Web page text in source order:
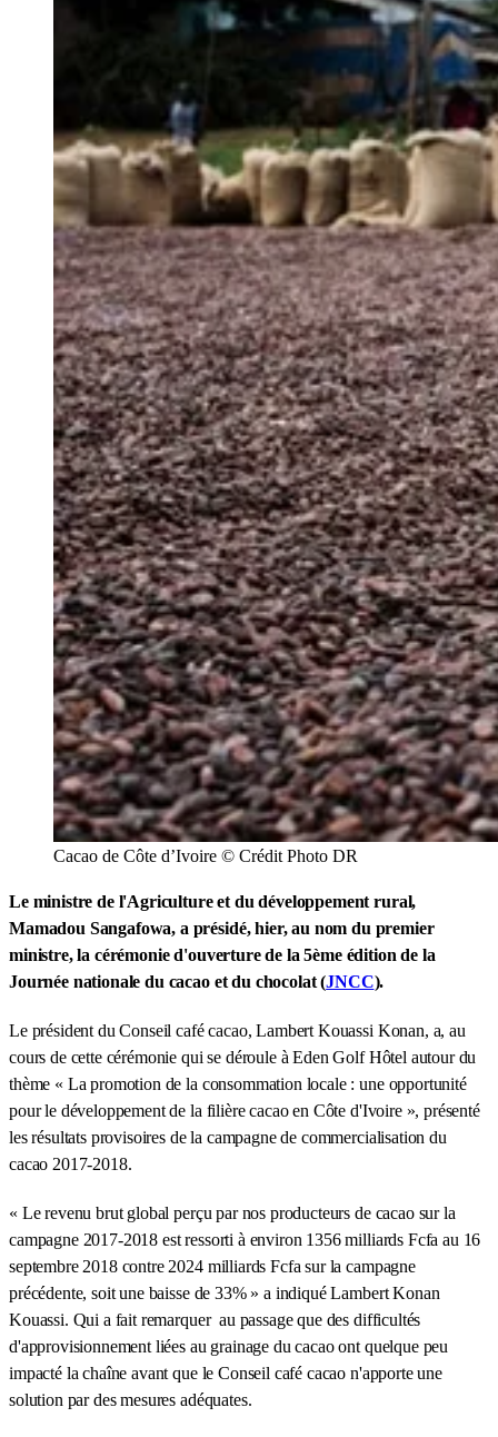
Cacao de Côte d’Ivoire © Crédit Photo DR
Le ministre de l'Agriculture et du développement rural,
Mamadou Sangafowa, a présidé, hier, au nom du premier
ministre, la cérémonie d'ouverture de la 5ème édition de la
Journée nationale du cacao et du chocolat (JNCC).
Le président du Conseil café cacao, Lambert Kouassi Konan, a, au
cours de cette cérémonie qui se déroule à Eden Golf Hôtel autour du
thème « La promotion de la consommation locale : une opportunité
pour le développement de la filière cacao en Côte d'Ivoire », présenté
les résultats provisoires de la campagne de commercialisation du
cacao 2017-2018.
« Le revenu brut global perçu par nos producteurs de cacao sur la
campagne 2017-2018 est ressorti à environ 1356 milliards Fcfa au 16
septembre 2018 contre 2024 milliards Fcfa sur la campagne
précédente, soit une baisse de 33% » a indiqué Lambert Konan
Kouassi. Qui a fait remarquer au passage que des difficultés
d'approvisionnement liées au grainage du cacao ont quelque peu
impacté la chaîne avant que le Conseil café cacao n'apporte une
solution par des mesures adéquates.